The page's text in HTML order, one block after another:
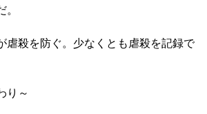
殺を防ぐ。少なくとも虐殺を記録で
～